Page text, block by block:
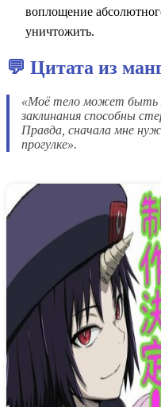
воплощение
уничтожить.
💬 Цитата из
«Моё тело может быть
заклинания способны
Правда, сначала мне
прогулке».